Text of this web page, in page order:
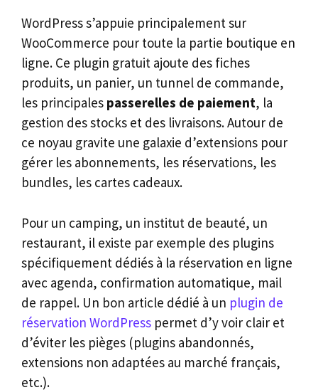
WordPress s’appuie principalement sur
WooCommerce pour toute la partie boutique en
ligne. Ce plugin gratuit ajoute des fiches
produits, un panier, un tunnel de commande,
les principales passerelles de paiement, la
gestion des stocks et des livraisons. Autour de
ce noyau gravite une galaxie d’extensions pour
gérer les abonnements, les réservations, les
bundles, les cartes cadeaux.
Pour un camping, un institut de beauté, un
restaurant, il existe par exemple des plugins
spécifiquement dédiés à la réservation en ligne
avec agenda, confirmation automatique, mail
de rappel. Un bon article dédié à un plugin de
réservation WordPress permet d’y voir clair et
d’éviter les pièges (plugins abandonnés,
extensions non adaptées au marché français,
etc.).